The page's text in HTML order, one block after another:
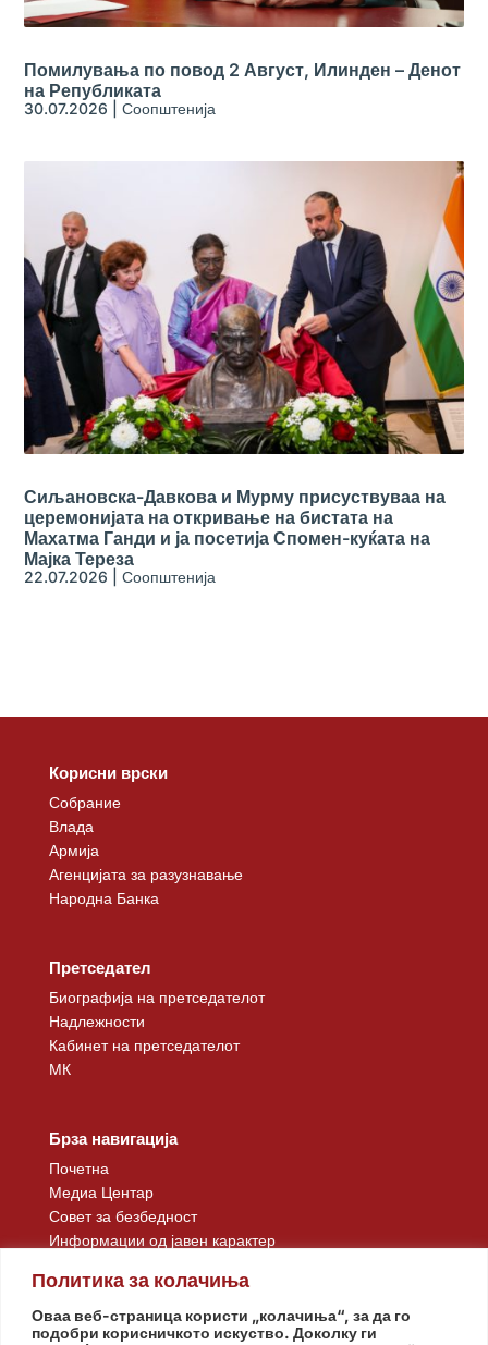
Политика за колачиња
Оваа веб-страница користи „колачиња“, за да го
подобри корисничкото искуство. Доколку ги
Помилувања по повод 2 Август, Илинден – Денот
на Републиката
30.07.2026 |Соопштенија
Сиљановска-Давкова и Мурму присуствуваа на
церемонијата на откривање на бистата на
Махатма Ганди и ја посетија Спомен-куќата на
Мајка Тереза
22.07.2026 |Соопштенија
Корисни врски
Собрание
Влада
Армија
Агенцијата за разузнавање
Народна Банка
Претседател
Биографија на претседателот
Надлежности
Кабинет на претседателот
МК
Брза навигација
Почетна
Медиа Центар
Совет за безбедност
Информации од јавен карактер